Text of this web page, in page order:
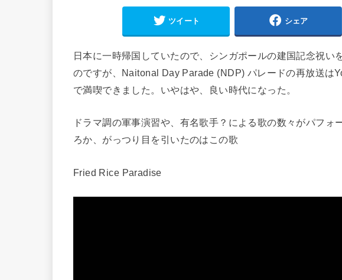
ツイート シェア
日本に一時帰国していたので、シンガポールの建国記念祝い
のですが、Naitonal Day Parade (NDP) パレードの再放送は
で満喫できました。いやはや、良い時代になった。
ドラマ調の軍事演習や、有名歌手？による歌の数々がパフォ
ろか、がっつり目を引いたのはこの歌
Fried Rice Paradise